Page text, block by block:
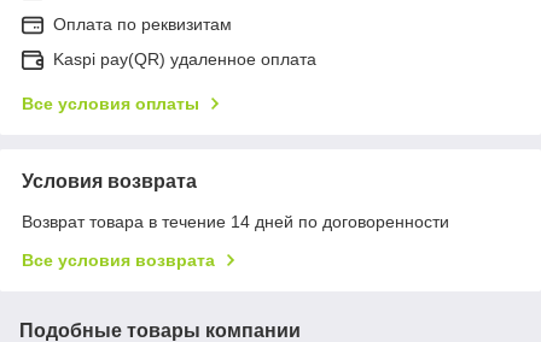
Оплата по реквизитам
Kaspi pay(QR) удаленное оплата
Все условия оплаты
Условия возврата
Возврат товара в течение 14 дней по договоренности
Все условия возврата
Подобные товары компании